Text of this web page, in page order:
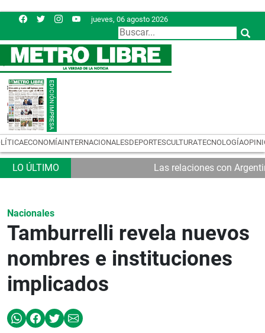
jueves, 06 agosto 2026
ECONOMÍAINTERNACIONALESDEPORTESCULTURATECNOLOGÍA
Las relaciones con
Nacionales
Tamburrelli revela nuevos
nombres e instituciones
implicados